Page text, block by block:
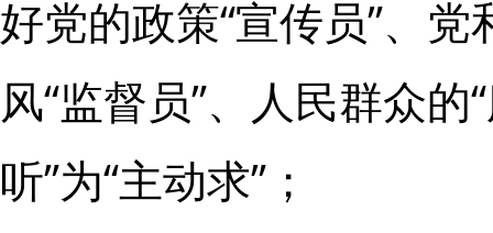
好党的政策“宣传员”、
风“监督员”、人民群众的
听”为“主动求”；